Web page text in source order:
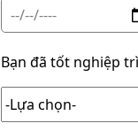
Bạn đã tốt nghiệp